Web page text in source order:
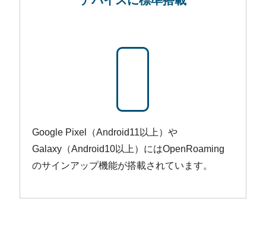
Google Pixel（Android11以上）や
Galaxy（Android10以上）にはOpenRoaming
のサインアップ機能が搭載されています。